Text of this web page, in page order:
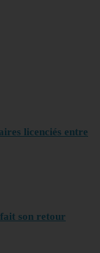
licenciés entre
son retour